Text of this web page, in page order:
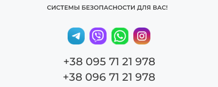
+38 095 71 21 978
+38 096 71 21 978